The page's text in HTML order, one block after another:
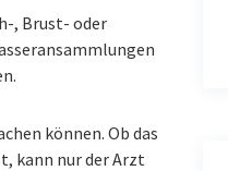
, Brust- oder
können. Ob das
kann nur der Arzt